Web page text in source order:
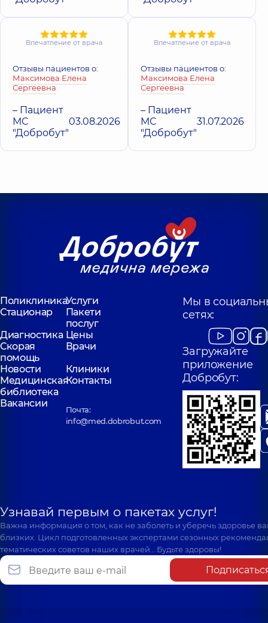
Впечатление от врача
Отзывы пациентов о:
Максимова Елена
Сергеевна
– Пациент
МС
"Добробут"
03.08.2026
Впечатление от врача
Отзывы пациентов о:
Максимова Елена
Сергеевна
– Пациент
МС
"Добробут"
31.07.2026
ПоликлиникаУслуги
Стационар
Пакети
послуг
Диагностика Цены
Скорая
помощь
Врачи
Новости
Клиники
Медицинская
библиотека
Контакты
Вакансии
Почта:
info@med.dobrobut.com
Мы в
сетях:
Загружайте
приложение
Добробут:
Узнавай первым о пакетах услуг!
Важна информация о том, как не заболеть и уберечь здоровье
близких. Цикл подготовленных экспертами сезонных
тематических советов наших врачей… Будьте здоровы!